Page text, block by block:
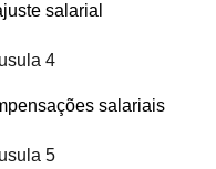
salarial
4
salariais
5